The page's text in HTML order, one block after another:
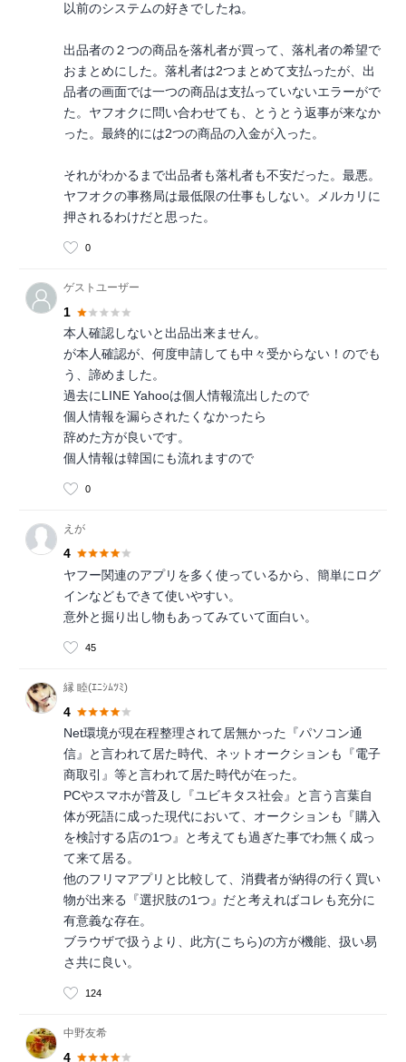
以前のシステムの好きでしたね。
出品者の２つの商品を落札者が買って、落札者の希望で
おまとめにした。落札者は2つまとめて支払ったが、出
品者の画面では一つの商品は支払っていないエラーがで
た。ヤフオクに問い合わせても、とうとう返事が来なか
った。最終的には2つの商品の入金が入った。
それがわかるまで出品者も落札者も不安だった。最悪。
ヤフオクの事務局は最低限の仕事もしない。メルカリに
押されるわけだと思った。
0
ゲストユーザー
1
本人確認しないと出品出来ません。
が本人確認が、何度申請しても中々受からない！のでも
う、諦めました。
過去にLINE Yahooは個人情報流出したので
個人情報を漏らされたくなかったら
辞めた方が良いです。
個人情報は韓国にも流れますので
0
えが
4
ヤフー関連のアプリを多く使っているから、簡単にログ
インなどもできて使いやすい。
意外と掘り出し物もあってみていて面白い。
45
縁 睦(ｴﾆｼﾑﾂﾐ)
4
Net環境が現在程整理されて居無かった『パソコン通
信』と言われて居た時代、ネットオークションも『電子
商取引』等と言われて居た時代が在った。
PCやスマホが普及し『ユビキタス社会』と言う言葉自
体が死語に成った現代において、オークションも『購入
を検討する店の1つ』と考えても過ぎた事でわ無く成っ
て来て居る。
他のフリマアプリと比較して、消費者が納得の行く買い
物が出来る『選択肢の1つ』だと考えればコレも充分に
有意義な存在。
ブラウザで扱うより、此方(こちら)の方が機能、扱い易
さ共に良い。
124
中野友希
4